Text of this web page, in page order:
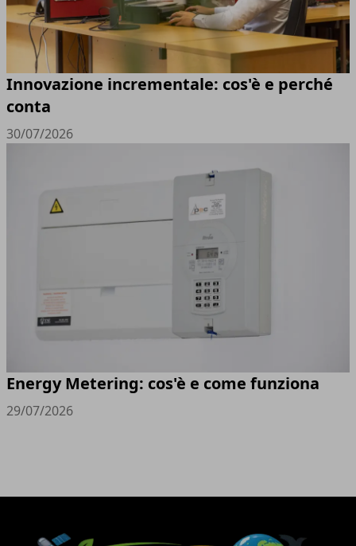
Innovazione incrementale: cos'è e perché
conta
30/07/2026
Energy Metering: cos'è e come funziona
29/07/2026